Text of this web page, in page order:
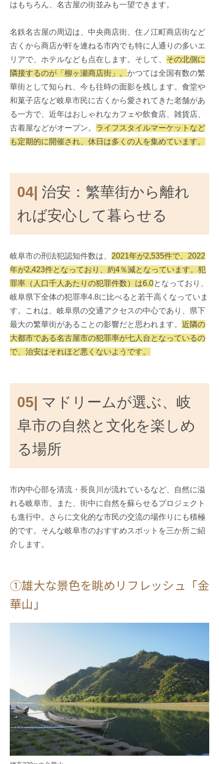
はもちろん、名古屋の街並みも一望できます。
名鉄名古屋の周辺は、中央商店街、住ノ江町商店街など
古くから商店が軒を連ねる市内でも特に人通りの多いエ
リアで、ホテルなども点在します。そして、 その北側に
隣接するのが「柳ヶ瀬商店街」。 かつては全国有数の繁
華街として知られ、今も往時の面影を残します。食堂や
和菓子店など岐阜市民に古くから愛されてきた老舗があ
る一方で、近年はおしゃれなカフェや飲食店、雑貨店、
古着屋などがオープン。 ライフスタイルマーケットなど
も定期的に開催され、休日は多くの人を集めています。
04| 治安：繁華街から離れ
れば安心して暮らせる
岐阜市の刑法犯認知件数は、 2021年が2,535件で、2022
年が2,423件となっており、約4％減となっています。犯
罪率（人口千人あたりの犯罪件数）は6.0となっており、
岐阜県下全体の犯罪率4.8に比べると若干高くなっていま
す。これは、岐阜県の交通アクセスの中心であり、県下
最大の繁華街があることの影響だと思われます。 近隣の
大都市である名古屋市の犯罪率が七人台となっているの
で、治安はそれほど悪くないようです。
05| マドリームが選ぶ、岐
阜市の自然と文化を楽しめ
る場所
市内中心部を清流・長良川が流れているなど、自然に溢
れる岐阜市。また、街中に自然を蘇らせるプロジェクト
も進行中。さらに文化的な市民の交流の場作りにも積極
的です。そんな岐阜市のおすすめスポットを三か所ご紹
介します。
①雄大な景色を眺めリフレッシュ「金
華山」